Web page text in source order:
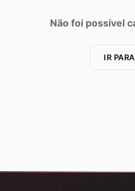
Não foi possível
IR